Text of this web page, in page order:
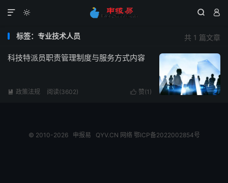
  

共 1 篇文章
标签：专业技术人员
科技特派员职责管理制度与服务方式内容
 赞(1 )
 政策法规 阅读(3602)
© 2010-2026 申报易 QYV.CN 网络 鄂ICP备2022002854号